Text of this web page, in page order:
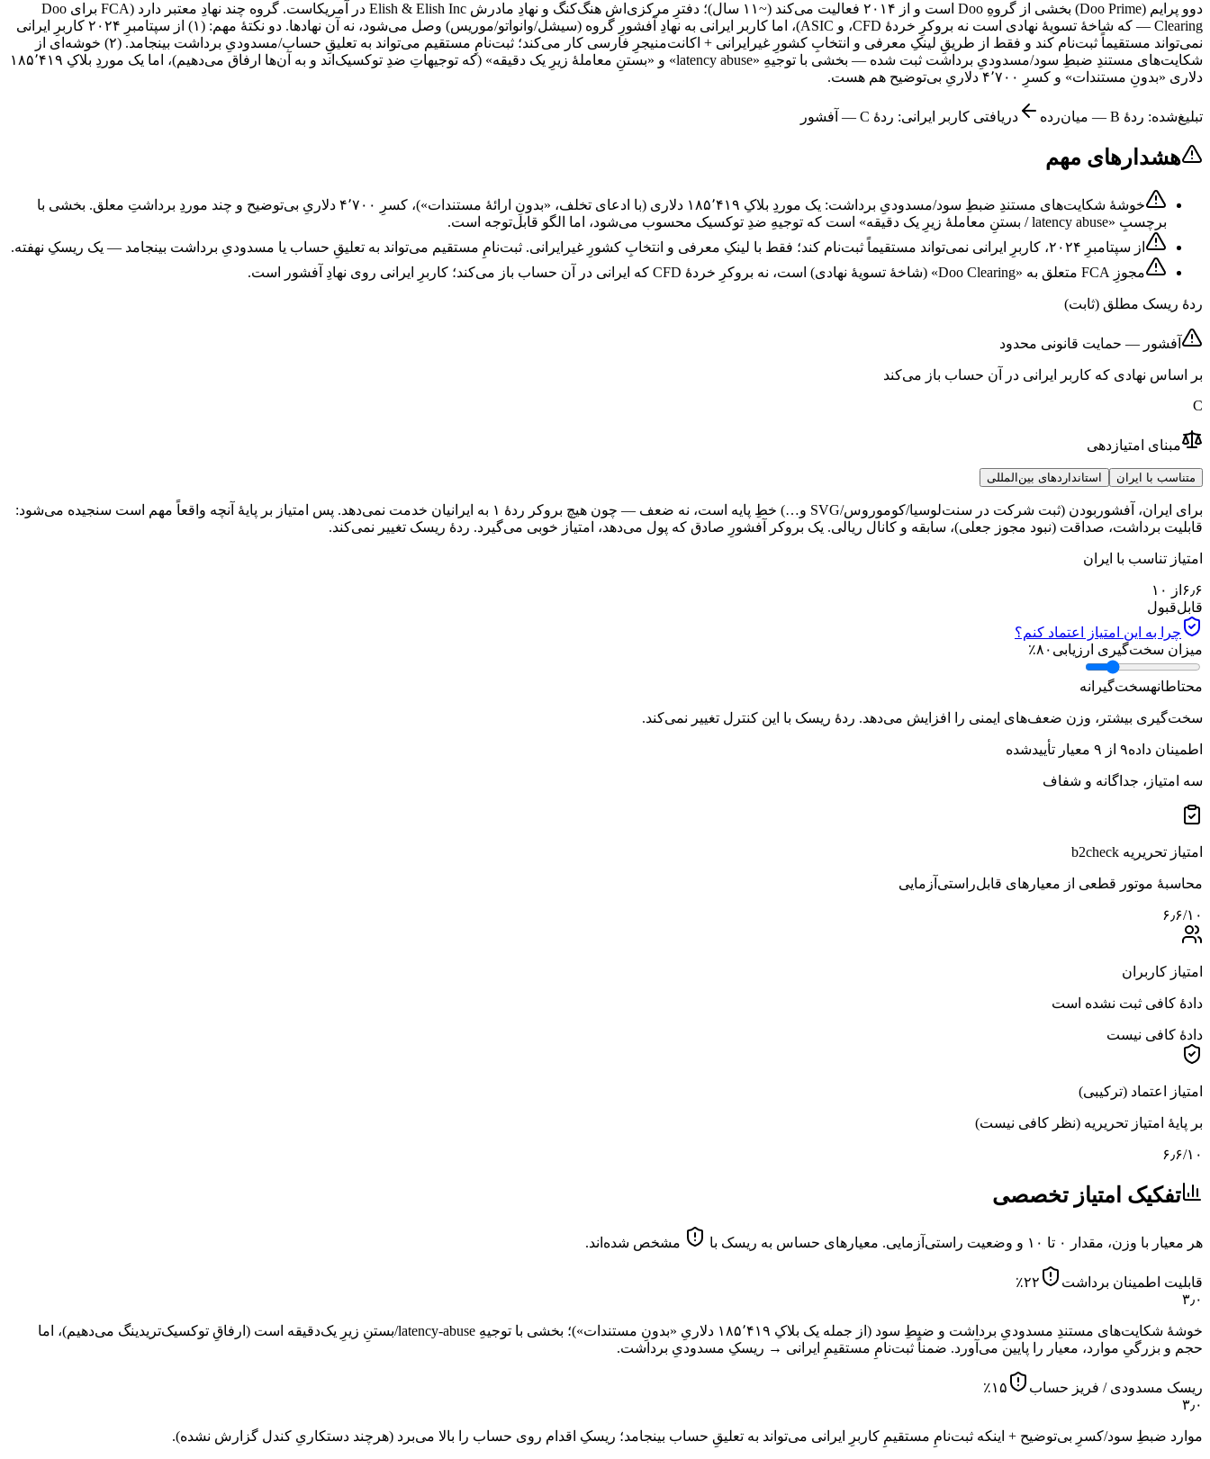
دوو پرایم (Doo Prime) بخشی از گروهِ Doo است و از ۲۰۱۴ فعالیت می‌کند (~۱۱ سال)؛ دفترِ مرکزی‌اش هنگ‌کنگ و نهادِ مادرش Elish & Elish Inc در آمریکاست. گروه چند نهادِ معتبر دارد (FCA برای Doo
Clearing — که شاخهٔ تسویهٔ نهادی است نه بروکرِ خردهٔ CFD، و ASIC)، اما کاربر ایرانی به نهادِ آفشورِ گروه (سیشل/وانواتو/موریس) وصل می‌شود، نه آن نهادها. دو نکتهٔ مهم: (۱) از سپتامبرِ ۲۰۲۴ کاربرِ ایرانی
نمی‌تواند مستقیماً ثبت‌نام کند و فقط از طریقِ لینکِ معرفی و انتخابِ کشورِ غیرایرانی + اکانت‌منیجرِ فارسی کار می‌کند؛ ثبت‌نامِ مستقیم می‌تواند به تعلیقِ حساب/مسدودیِ برداشت بینجامد. (۲) خوشه‌ای از
شکایت‌های مستندِ ضبطِ سود/مسدودیِ برداشت ثبت شده — بخشی با توجیهِ «latency abuse» و «بستنِ معاملهٔ زیرِ یک دقیقه» (که توجیهاتِ ضدِ توکسیک‌اند و به آن‌ها ارفاق می‌دهیم)، اما یک موردِ بلاکِ ۱۸۵٬۴۱۹
دلاری «بدونِ مستندات» و کسرِ ۴٬۷۰۰ دلاریِ بی‌توضیح هم هست.
تبلیغ‌شده: ردهٔ B
— میان‌رده دریافتی کاربر ایرانی: ردهٔ C
— آفشور
هشدارهای مهم
خوشهٔ شکایت‌های مستندِ ضبطِ سود/مسدودیِ برداشت: یک موردِ بلاکِ ۱۸۵٬۴۱۹ دلاری (با ادعای تخلف، «بدونِ ارائهٔ مستندات»)، کسرِ ۴٬۷۰۰ دلاریِ بی‌توضیح و چند موردِ برداشتِ معلق. بخشی با
برچسبِ «latency abuse / بستنِ معاملهٔ زیرِ یک دقیقه» است که توجیهِ ضدِ توکسیک محسوب می‌شود، اما الگو قابل‌توجه است.
از سپتامبرِ ۲۰۲۴، کاربرِ ایرانی نمی‌تواند مستقیماً ثبت‌نام کند؛ فقط با لینکِ معرفی و انتخابِ کشورِ غیرایرانی. ثبت‌نامِ مستقیم می‌تواند به تعلیقِ حساب یا مسدودیِ برداشت بینجامد — یک ریسکِ نهفته.
مجوزِ FCA متعلق به «Doo Clearing» (شاخهٔ تسویهٔ نهادی) است، نه بروکرِ خردهٔ CFD که ایرانی در آن حساب باز می‌کند؛ کاربرِ ایرانی روی نهادِ آفشور است.
ردهٔ ریسک مطلق (ثابت)
آفشور — حمایت قانونی محدود
بر اساس نهادی که کاربر ایرانی در آن حساب باز می‌کند
C
مبنای امتیازدهی
متناسب با ایران استانداردهای بین‌المللی
برای ایران، آفشوربودن (ثبت شرکت در سنت‌لوسیا/کوموروس/SVG و…) خطِ پایه است، نه ضعف — چون هیچ بروکر ردهٔ ۱ به ایرانیان خدمت نمی‌دهد. پس امتیاز بر پایهٔ آنچه واقعاً مهم است سنجیده می‌شود:
قابلیت برداشت، صداقت (نبود مجوز جعلی)، سابقه و کانال ریالی. یک بروکر آفشورِ صادق که پول می‌دهد، امتیاز خوبی می‌گیرد. ردهٔ ریسک تغییر نمی‌کند.
امتیاز تناسب با ایران
۶٫۶ از ۱۰
قابل‌قبول
چرا به این امتیاز اعتماد کنم؟
میزان سخت‌گیری ارزیابی ۸۰٪
محتاطانهسخت‌گیرانه
سخت‌گیری بیشتر، وزن ضعف‌های ایمنی را افزایش می‌دهد. ردهٔ ریسک با این کنترل تغییر نمی‌کند.
اطمینان داده۹ از ۹ معیار تأییدشده
سه امتیاز، جداگانه و شفاف
امتیاز تحریریه b2check
محاسبهٔ موتور قطعی از معیارهای قابل‌راستی‌آزمایی
۶٫۶/۱۰
امتیاز کاربران
دادهٔ کافی ثبت نشده است
دادهٔ کافی نیست
امتیاز اعتماد (ترکیبی)
بر پایهٔ امتیاز تحریریه (نظر کافی نیست)
۶٫۶/۱۰
تفکیک امتیاز تخصصی
هر معیار با وزن، مقدار ۰ تا ۱۰ و وضعیت راستی‌آزمایی. معیارهای حساس به ریسک با مشخص شده‌اند.
قابلیت اطمینان برداشت ۲۲٪
۳٫۰
خوشهٔ شکایت‌های مستندِ مسدودیِ برداشت و ضبطِ سود (از جمله یک بلاکِ ۱۸۵٬۴۱۹ دلاریِ «بدونِ مستندات»)؛ بخشی با توجیهِ latency-abuse/بستنِ زیرِ یک‌دقیقه است (ارفاقِ توکسیک‌تریدینگ می‌دهیم)، اما
حجم و بزرگیِ موارد، معیار را پایین می‌آورد. ضمناً ثبت‌نامِ مستقیمِ ایرانی → ریسکِ مسدودیِ برداشت.
ریسک مسدودی / فریز حساب ۱۵٪
۳٫۰
موارد ضبطِ سود/کسرِ بی‌توضیح + اینکه ثبت‌نامِ مستقیمِ کاربرِ ایرانی می‌تواند به تعلیقِ حساب بینجامد؛ ریسکِ اقدام روی حساب را بالا می‌برد (هرچند دستکاریِ کندل گزارش نشده).